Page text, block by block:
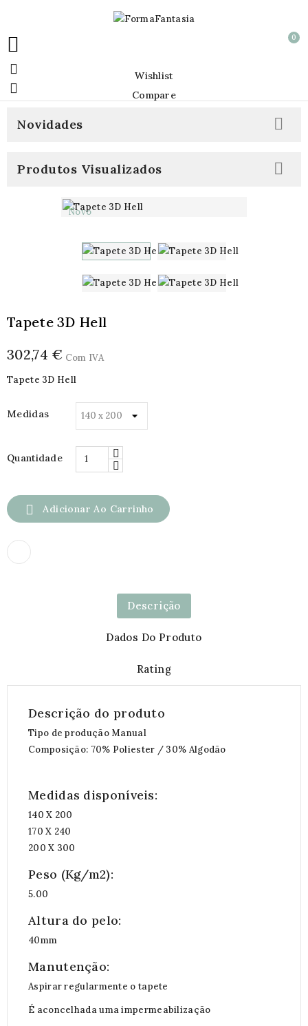
 0
 Wishlist
 Compare
Novidades 
Produtos Visualizados 
Novo
Tapete 3D Hell
302,74 € Com IVA
Tapete 3D Hell
Medidas
Quantidade
 Adicionar Ao Carrinho
Descrição
Dados Do Produto
Rating
Descrição do produto
Tipo de produção Manual
Composição: 70% Poliester / 30% Algodão
Medidas disponíveis:
140 X 200
170 X 240
200 X 300
Peso (Kg/m2):
5.00
Altura do pelo:
40mm
Manutenção:
Aspirar regularmente o tapete
É aconcelhada uma impermeabilização